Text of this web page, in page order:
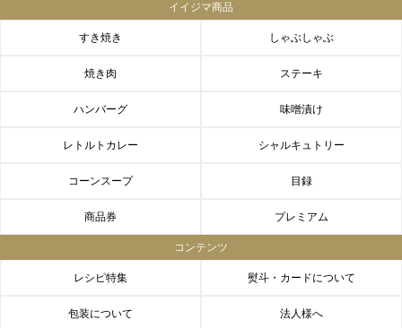
イイジマ商品
すき焼き しゃぶしゃぶ
焼き肉 ステーキ
ハンバーグ 味噌漬け
レトルトカレー シャルキュトリー
コーンスープ 目録
商品券 プレミアム
コンテンツ
レシピ特集 熨斗・カードについて
包装について 法人様へ